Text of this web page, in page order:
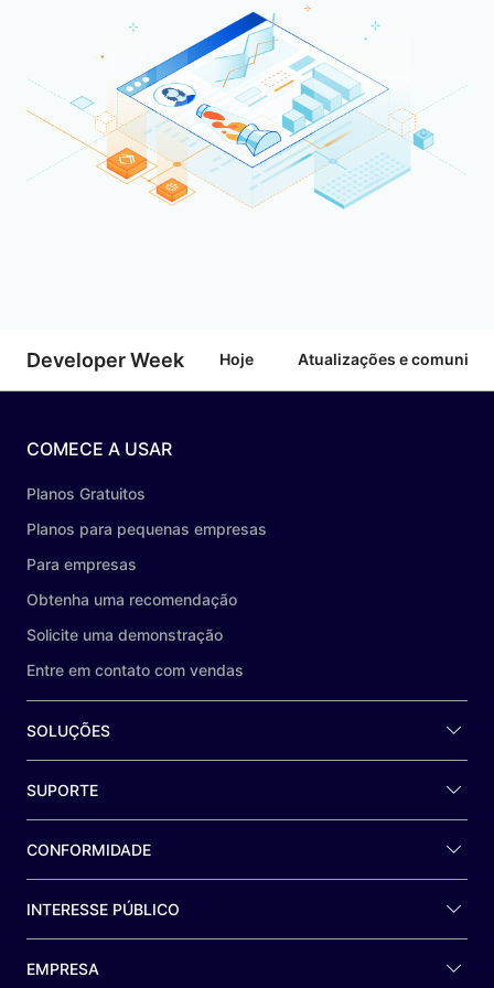
Developer Week Hoje Atualizações e
COMECE A USAR
Planos Gratuitos
Planos para pequenas empresas
Para empresas
Obtenha uma recomendação
Solicite uma demonstração
Entre em contato com vendas
SOLUÇÕES
SUPORTE
CONFORMIDADE
INTERESSE PÚBLICO
EMPRESA